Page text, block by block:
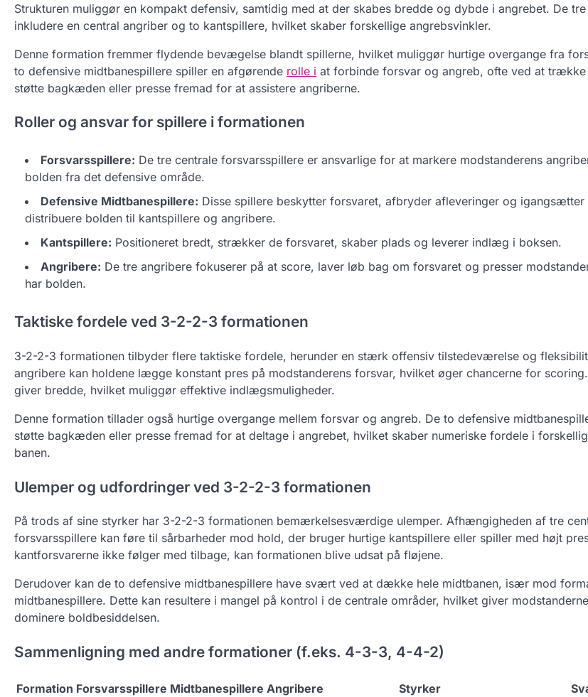
Strukturen muliggør en kompakt defensiv, samtidig med at der skabes bredde og dybde i angrebet. De
inkludere en central angriber og to kantspillere, hvilket skaber forskellige angrebsvinkler.
Denne formation fremmer flydende bevægelse blandt spillerne, hvilket muliggør hurtige overgange fra
to defensive midtbanespillere spiller en afgørende rolle i at forbinde forsvar og angreb, ofte ved at
støtte bagkæden eller presse fremad for at assistere angriberne.
Roller og ansvar for spillere i formationen
Forsvarsspillere: De tre centrale forsvarsspillere er ansvarlige for at markere modstanderens
bolden fra det defensive område.
Defensive Midtbanespillere: Disse spillere beskytter forsvaret, afbryder afleveringer og igangsætter
distribuere bolden til kantspillere og angribere.
Kantspillere: Positioneret bredt, strækker de forsvaret, skaber plads og leverer indlæg i boksen.
Angribere: De tre angribere fokuserer på at score, laver løb bag om forsvaret og presser
har bolden.
Taktiske fordele ved 3-2-2-3 formationen
3-2-2-3 formationen tilbyder flere taktiske fordele, herunder en stærk offensiv tilstedeværelse og
angribere kan holdene lægge konstant pres på modstanderens forsvar, hvilket øger chancerne for
giver bredde, hvilket muliggør effektive indlægsmuligheder.
Denne formation tillader også hurtige overgange mellem forsvar og angreb. De to defensive
støtte bagkæden eller presse fremad for at deltage i angrebet, hvilket skaber numeriske fordele i
banen.
Ulemper og udfordringer ved 3-2-2-3 formationen
På trods af sine styrker har 3-2-2-3 formationen bemærkelsesværdige ulemper. Afhængigheden af tre
forsvarsspillere kan føre til sårbarheder mod hold, der bruger hurtige kantspillere eller spiller med højt
kantforsvarerne ikke følger med tilbage, kan formationen blive udsat på fløjene.
Derudover kan de to defensive midtbanespillere have svært ved at dække hele midtbanen, især mod
midtbanespillere. Dette kan resultere i mangel på kontrol i de centrale områder, hvilket giver
dominere boldbesiddelsen.
Sammenligning med andre formationer (f.eks. 4-3-3, 4-4-2)
Formation Forsvarsspillere Midtbanespillere Angribere Styrker